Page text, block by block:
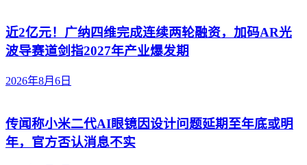
近2亿元！广纳四维完成连续两轮融资，加码AR光
波导赛道剑指2027年产业爆发期
2026年8月6日
传闻称小米二代AI眼镜因设计问题延期至年底或明
年，官方否认消息不实